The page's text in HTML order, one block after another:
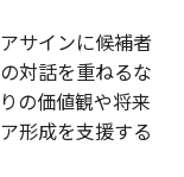
サインに候補者
対話を重ねるな
の価値観や将来
形成を支援する